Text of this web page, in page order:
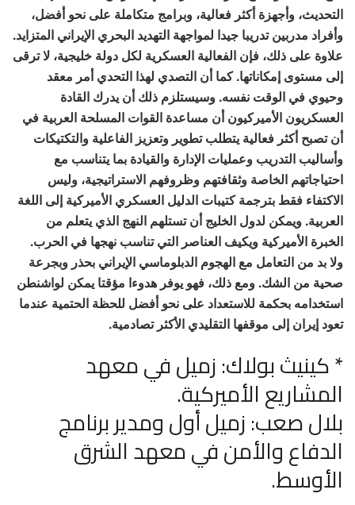
التحديث، وأجهزة أكثر فعالية، وبرامج متكاملة على نحو أفضل،
وأفراد مدربين تدريبا جيدا لمواجهة التهديد البحري الإيراني المتزايد.
علاوة على ذلك، فإن الفعالية العسكرية لكل دولة خليجية، لا ترقى
إلى مستوى إمكاناتها. كما أن التصدي لهذا التحدي أمر معقد
وحيوي في الوقت نفسه. وسيستلزم ذلك أن يدرك القادة
العسكريون الأميركيون أن مساعدة القوات المسلحة العربية في
أن تصبح أكثر فعالية يتطلب تطوير وتعزيز الفاعلية والتكتيكات
وأساليب التدريب وعمليات الإدارة والقيادة بما يتناسب مع
احتياجاتهم الخاصة وثقافتهم وظروفهم الاستراتيجية، وليس
الاكتفاء فقط بترجمة كتيبات الدليل العسكري الأميركية إلى اللغة
العربية. ويمكن لدول الخليج أن تستلهم النهج الذي يتعلم من
الخبرة الأميركية ويكيف العناصر التي تناسب نهجها في الحرب.
ولا بد من التعامل مع الهجوم الدبلوماسي الإيراني بحذر وبجرعة
صحية من الشك. ومع ذلك، فهو يوفر هدوءا مؤقتا يمكن لواشنطن
استخدامه بحكمة للاستعداد على نحو أفضل للحظة الحتمية عندما
تعود إيران إلى موقفها التقليدي الأكثر تصادمية.
* كينيث بولاك: زميل في معهد
المشاريع الأميركية.
بلال صعب: زميل أول ومدير برنامج
الدفاع والأمن في معهد الشرق
الأوسط.